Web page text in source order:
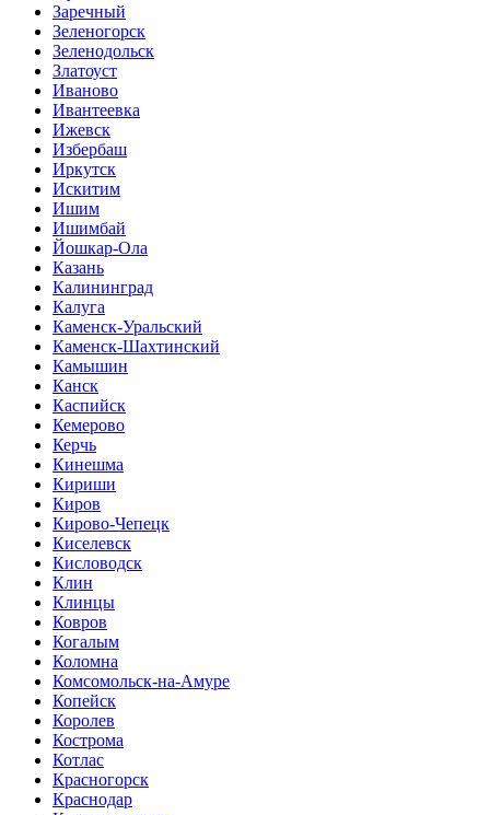
Заречный
Зеленогорск
Зеленодольск
Златоуст
Иваново
Ивантеевка
Ижевск
Избербаш
Иркутск
Искитим
Ишим
Ишимбай
Йошкар-Ола
Казань
Калининград
Калуга
Каменск-Уральский
Каменск-Шахтинский
Камышин
Канск
Каспийск
Кемерово
Керчь
Кинешма
Кириши
Киров
Кирово-Чепецк
Киселевск
Кисловодск
Клин
Клинцы
Ковров
Когалым
Коломна
Комсомольск-на-Амуре
Копейск
Королев
Кострома
Котлас
Красногорск
Краснодар